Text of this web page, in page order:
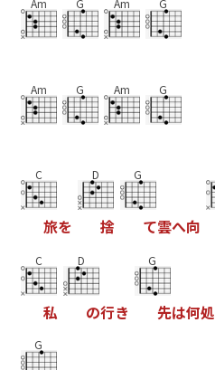
Am G Am G
Am G Am G
C
旅を
D
捨
G
て雲へ向
C
私
D
の行き
G
先は何処
G